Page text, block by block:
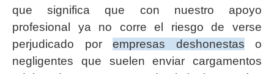
que significa que con nuestro apoyo
profesional ya no corre el riesgo de verse
perjudicado por empresas deshonestas o
negligentes que suelen enviar cargamentos